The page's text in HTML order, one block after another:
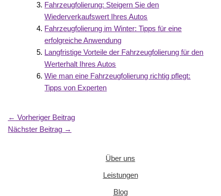
Fahrzeugfolierung: Steigern Sie den
Wiederverkaufswert Ihres Autos
Fahrzeugfolierung im Winter: Tipps für eine
erfolgreiche Anwendung
Langfristige Vorteile der Fahrzeugfolierung für den
Werterhalt Ihres Autos
Wie man eine Fahrzeugfolierung richtig pflegt:
Tipps von Experten
← Vorheriger Beitrag
Nächster Beitrag →
Über uns
Leistungen
Blog